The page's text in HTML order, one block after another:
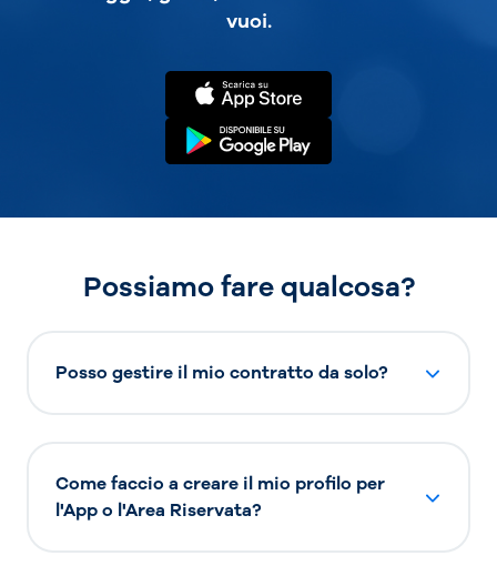
vuoi.
Possiamo fare qualcosa?
Posso gestire il mio contratto da solo?
Come faccio a creare il mio profilo per
l'App o l'Area Riservata?